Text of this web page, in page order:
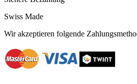
Swiss Made
Wir akzeptieren folgende